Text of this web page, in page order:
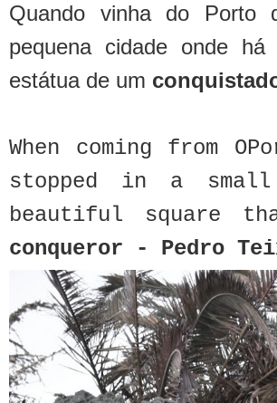
Quando vinha do Porto
pequena cidade onde
estátua de um
When coming from
stopped in a
beautiful square
conqueror - Pedro